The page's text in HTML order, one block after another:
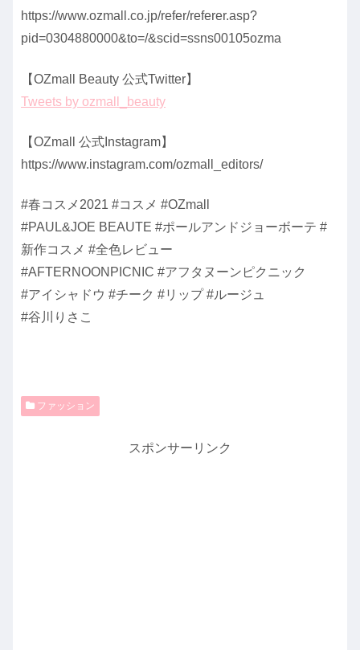
https://www.ozmall.co.jp/refer/referer.asp?
pid=0304880000&to=/&scid=ssns00105ozma
【OZmall Beauty 公式Twitter】
Tweets by ozmall_beauty
【OZmall 公式Instagram】
https://www.instagram.com/ozmall_editors/
#春コスメ2021 #コスメ #OZmall
#PAUL&JOE BEAUTE #ポールアンドジョーボーテ #
新作コスメ #全色レビュー
#AFTERNOONPICNIC #アフタヌーンピクニック
#アイシャドウ #チーク #リップ #ルージュ
#谷川りさこ
ファッション
スポンサーリンク